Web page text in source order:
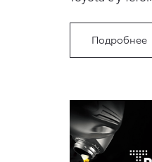
Подробнее